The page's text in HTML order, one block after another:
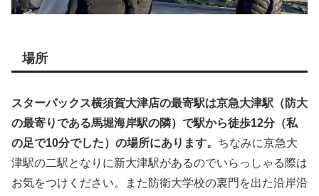
場所
スターバックス横須賀大津店の最寄駅は京急大津駅（防大
の最寄りである馬堀海岸駅の隣）で駅から徒歩12分（私
の足で10分でした）の場所にあります。 ちなみに京急大
津駅の二駅となりに新大津駅があるのでいらっしゃる際は
お気をつけください。また防衛大学校の裏門を出た沿岸沿